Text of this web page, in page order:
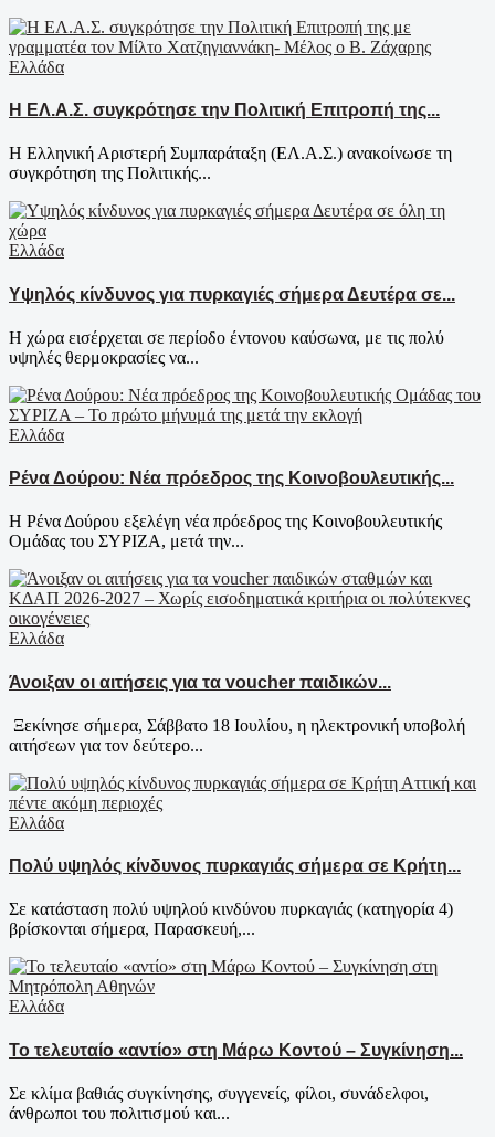
Ελλάδα
Η ΕΛ.Α.Σ. συγκρότησε την Πολιτική Επιτροπή της...
Η Ελληνική Αριστερή Συμπαράταξη (ΕΛ.Α.Σ.) ανακοίνωσε τη
συγκρότηση της Πολιτικής...
Ελλάδα
Υψηλός κίνδυνος για πυρκαγιές σήμερα Δευτέρα σε...
Η χώρα εισέρχεται σε περίοδο έντονου καύσωνα, με τις πολύ
υψηλές θερμοκρασίες να...
Ελλάδα
Ρένα Δούρου: Νέα πρόεδρος της Κοινοβουλευτικής...
Η Ρένα Δούρου εξελέγη νέα πρόεδρος της Κοινοβουλευτικής
Ομάδας του ΣΥΡΙΖΑ, μετά την...
Ελλάδα
Άνοιξαν οι αιτήσεις για τα voucher παιδικών...
Ξεκίνησε σήμερα, Σάββατο 18 Ιουλίου, η ηλεκτρονική υποβολή
αιτήσεων για τον δεύτερο...
Ελλάδα
Πολύ υψηλός κίνδυνος πυρκαγιάς σήμερα σε Κρήτη...
Σε κατάσταση πολύ υψηλού κινδύνου πυρκαγιάς (κατηγορία 4)
βρίσκονται σήμερα, Παρασκευή,...
Ελλάδα
Το τελευταίο «αντίο» στη Μάρω Κοντού – Συγκίνηση...
Σε κλίμα βαθιάς συγκίνησης, συγγενείς, φίλοι, συνάδελφοι,
άνθρωποι του πολιτισμού και...